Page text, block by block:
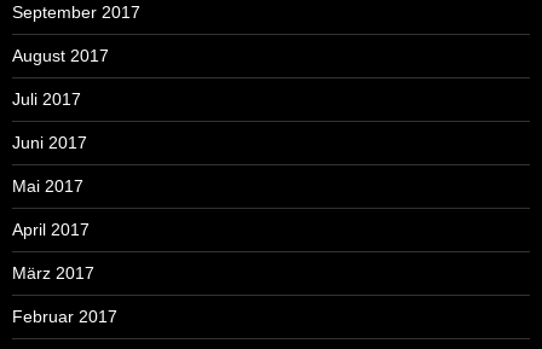
September 2017
August 2017
Juli 2017
Juni 2017
Mai 2017
April 2017
März 2017
Februar 2017